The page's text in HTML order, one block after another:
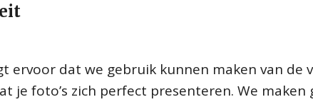
ervoor dat we gebruik kunnen maken van de
je foto’s zich perfect presenteren. We maken